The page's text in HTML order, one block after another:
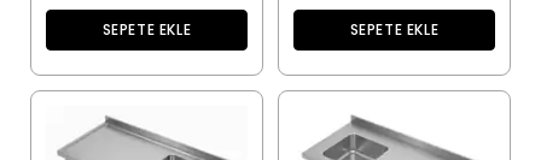
SEPETE EKLE SEPETE EKLE